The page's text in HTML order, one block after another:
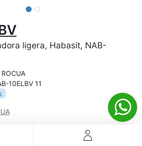
ligera, Habasit, NAB-
10ELBV 11
¡Regístrate ahora y disfruta de
en tus compras! 🚀